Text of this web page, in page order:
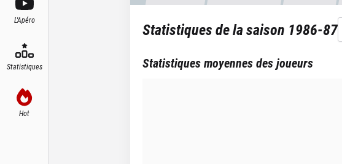
L'Apéro
Statistiques
Hot
Statistiques de la saison 1986-87
Statistiques moyennes des joueurs